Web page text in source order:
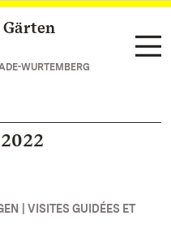
Gärten
WURTEMBERG
| VISITES GUIDÉES ET